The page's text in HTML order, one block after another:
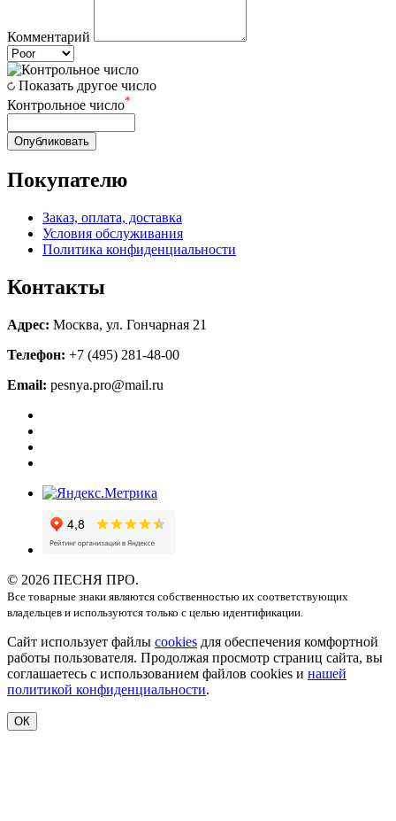
Комментарий
Показать другое число
Контрольное число*
Опубликовать
Покупателю
Заказ, оплата, доставка
Условия обслуживания
Политика конфиденциальности
Контакты
Адрес: Москва, ул. Гончарная 21
Телефон: +7 (495) 281-48-00
Email: pesnya.pro@mail.ru
© 2026 ПЕСНЯ ПРО.
Все товарные знаки являются собственностью их соответствующих
владельцев и используются только с целью идентификации.
Сайт использует файлы cookies для обеспечения комфортной
работы пользователя. Продолжая просмотр страниц сайта, вы
соглашаетесь с использованием файлов cookies и нашей
политикой конфиденциальности.
ОК